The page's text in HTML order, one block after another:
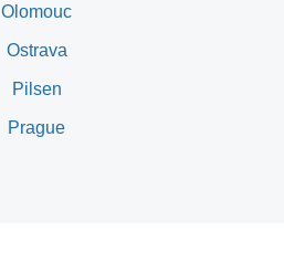
Olomouc
Ostrava
Pilsen
Prague